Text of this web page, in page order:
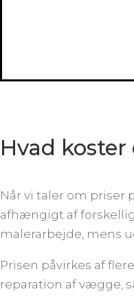
Hvad
Når vi taler om priser
afhængigt af
malerarbejde, mens
Prisen påvirkes af
reparation af vægge,